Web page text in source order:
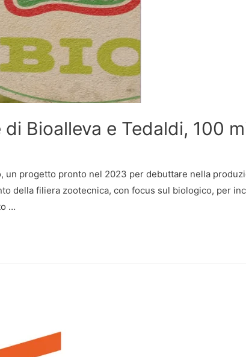
di Bioalleva e Tedaldi, 100
progetto pronto nel 2023 per debuttare nella
della filiera zootecnica, con focus sul biologico, per
…